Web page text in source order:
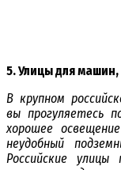
5. Улицы для
В крупном
вы прогуляетесь
хорошее
неудобный
Российские